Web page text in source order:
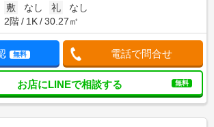
敷
なし 礼
なし
2階
1K 30.27㎡
無料 電話で問合せ
お店にLINEで相談する 無料